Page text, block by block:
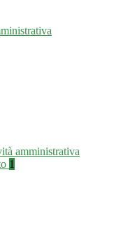
amministrativa
1